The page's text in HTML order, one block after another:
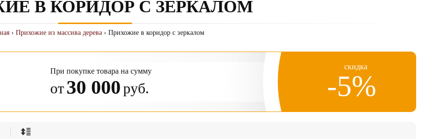
В КОРИДОР С ЗЕРКАЛОМ
› Прихожие из массива дерева› Прихожие в коридор с зеркалом
При покупке товара на сумму
от30 000руб.
скидка
-5%